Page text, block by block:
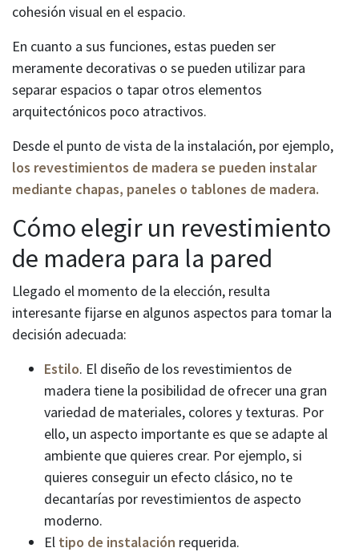
cohesión visual en el espacio.
En cuanto a sus funciones, estas pueden ser
meramente decorativas o se pueden utilizar para
separar espacios o tapar otros elementos
arquitectónicos poco atractivos.
Desde el punto de vista de la instalación, por ejemplo,
los revestimientos de madera se pueden instalar
mediante chapas, paneles o tablones de madera.
Cómo elegir un revestimiento
de madera para la pared
Llegado el momento de la elección, resulta
interesante fijarse en algunos aspectos para tomar la
decisión adecuada:
Estilo. El diseño de los revestimientos de
madera tiene la posibilidad de ofrecer una gran
variedad de materiales, colores y texturas. Por
ello, un aspecto importante es que se adapte al
ambiente que quieres crear. Por ejemplo, si
quieres conseguir un efecto clásico, no te
decantarías por revestimientos de aspecto
moderno.
El tipo de instalación requerida.